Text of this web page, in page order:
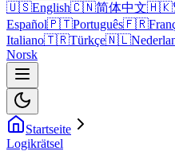
🇺🇸English🇨🇳简体中文🇭🇰
Español🇵🇹Português🇫🇷
Italiano🇹🇷Türkçe🇳🇱
Norsk
Startseite
Logikrätsel